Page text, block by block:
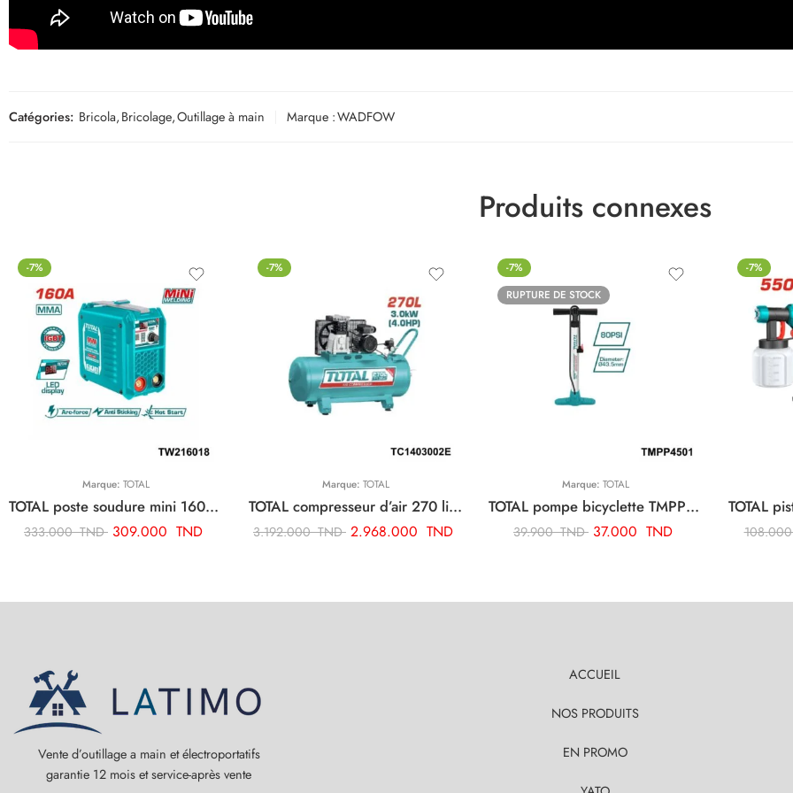
Catégories: Bricola,Bricolage,Outillage à main Marque :WADFOW
Produits connexes
-7%
Marque: TOTAL
TOTAL poste soudure mini 160a TW216018
333.000TND 309.000 TND
-7%
Marque: TOTAL
TOTAL compresseur d’air 270 litre TC1403002E
3.192.000TND 2.968.000 TND
-7%
RUPTURE DE STOCK
Marque: TOTAL
TOTAL pompe bicyclette TMPP4501
39.900TND 37.000 TND
-7%
Vente d’outillage a main et électroportatifs
garantie 12 mois et service-après vente
ACCUEIL
NOS PRODUITS
EN PROMO